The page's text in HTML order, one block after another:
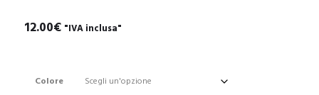
12.00€ "IVA inclusa"
Colore